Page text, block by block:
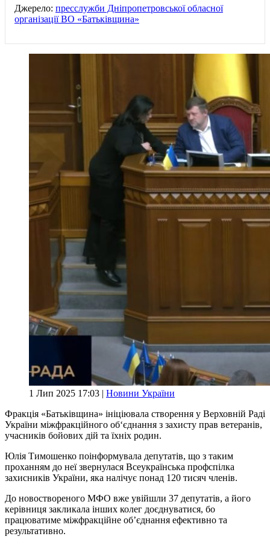
Джерело: пресслужби Дніпропетровської обласної
організації ВО «Батьківщина»
1 Лип 2025 17:03 | Новини України
Фракція «Батьківщина» ініціювала створення у Верховній Раді
України міжфракційного об‘єднання з захисту прав ветеранів,
учасників бойових дій та їхніх родин.
Юлія Тимошенко поінформувала депутатів, що з таким
проханням до неї звернулася Всеукраїнська профспілка
захисників України, яка налічує понад 120 тисяч членів.
До новоствореного МФО вже увійшли 37 депутатів, а його
керівниця закликала інших колег доєднуватися, бо
працюватиме міжфракційне об’єднання ефективно та
результативно.